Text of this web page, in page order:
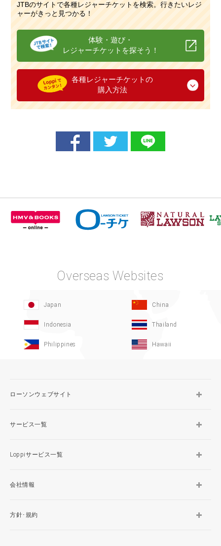
JTBのサイトで各種レジャーチケットを検索。行きたいレジ
ャーがきっと見つかる！
体験・遊び・
レジャーチケットを探そう！
各種レジャーチケットの
購入方法
Overseas Websites
Japan China
Indonesia Thailand
Philippines Hawaii
ローソンウェブサイト
サービス一覧
Loppiサービス一覧
会社情報
方針･規約